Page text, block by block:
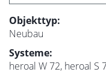
Objekttyp:
Neubau
Systeme:
heroal W 72, heroal S